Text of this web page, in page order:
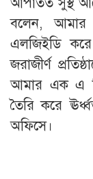
বলেন, আমার
এলজিইডি
জরাজীর্ণ
আমার এক এ টি
তৈরি করে
অফিসে।